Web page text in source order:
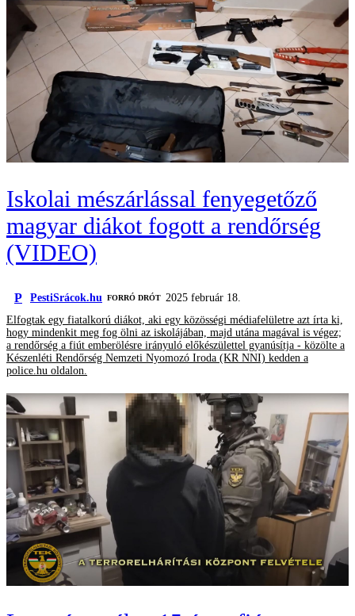
Iskolai mészárlással fenyegetőző
magyar diákot fogott a rendőrség
(VIDEO)
P PestiSrácok.hu FORRÓ DRÓT
2025 február 18.
Elfogtak egy fiatalkorú diákot, aki egy közösségi médiafelületre azt írta ki,
hogy mindenkit meg fog ölni az iskolájában, majd utána magával is végez;
a rendőrség a fiút emberölésre irányuló előkészülettel gyanúsítja - közölte a
Készenléti Rendőrség Nemzeti Nyomozó Iroda (KR NNI) kedden a
police.hu oldalon.